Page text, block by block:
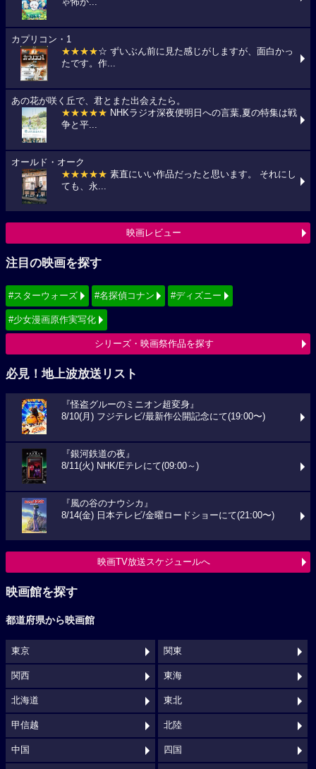
ゃ怖か...
カプリコン・1
★★★★☆ ずいぶん前に見た感じがしますが、面白かっ
たです。作...
あの花が咲く丘で、君とまた出会えたら。
★★★★★ NHKラジオ深夜便明日への言葉,夏の特集は戦
争と平...
オールド・オーク
★★★★★ 素直にいい作品だったと思います。 それにし
ても、永...
映画レビュー
注目の映画を探す
#スターウォーズ #名探偵コナン #ディズニー
#少女漫画原作実写化
シリーズ・映画祭作品を探す
必見！地上波放送リスト
『怪盗グルーのミニオン超変身』
8/10(月) フジテレビ/最新作公開記念にて(19:00〜)
『銀河鉄道の夜』
8/11(火) NHK/Eテレにて(09:00～)
『風の谷のナウシカ』
8/14(金) 日本テレビ/金曜ロードショーにて(21:00〜)
映画TV放送スケジュールへ
映画館を探す
都道府県から映画館
東京 関東
関西 東海
北海道 東北
甲信越 北陸
中国 四国